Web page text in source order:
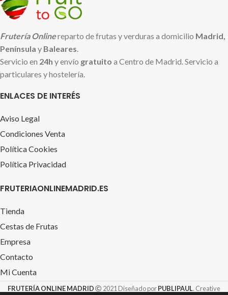
Frutería Onlinereparto de frutas y verduras a domicilio Madrid,
Península y Baleares
Servicio en 24h y envío gratuito a Centro de Madrid. Servicio a
particulares y hostelería.
ENLACES DE INTERÉS
Aviso Legal
Condiciones Venta
Política Cookies
Política Privacidad
FRUTERIAONLINEMADRID.ES
Tienda
Cestas de Frutas
Empresa
Contacto
Mi Cuenta
FRUTERÍA ONLINE MADRID 2021 Diseñado porPUBLIPAUL. Creative